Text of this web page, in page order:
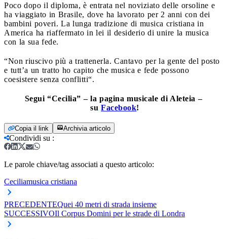
Poco dopo il diploma, è entrata nel noviziato delle orsoline e
ha viaggiato in Brasile, dove ha lavorato per 2 anni con dei
bambini poveri. La lunga tradizione di musica cristiana in
America ha riaffermato in lei il desiderio di unire la musica
con la sua fede.
“Non riuscivo più a trattenerla. Cantavo per la gente del posto
e tutt’a un tratto ho capito che musica e fede possono
coesistere senza conflitti“.
Segui “Cecilia” – la pagina musicale di Aleteia –
suFacebook!
Copia il link Archivia articolo
Condividi su :
Le parole chiave/tag associati a questo articolo:
Ceciliamusica cristiana
PRECEDENTEQuei 40 metri di strada insieme
SUCCESSIVOIl Corpus Domini per le strade di Londra